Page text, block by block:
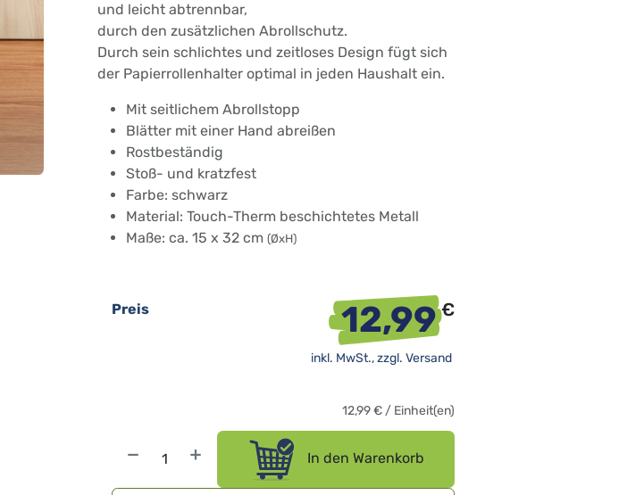
und leicht abtrennbar,
durch den zusätzlichen Abrollschutz.
Durch sein schlichtes und zeitloses Design fügt sich
der Papierrollenhalter optimal in jeden Haushalt ein.
Mit seitlichem Abrollstopp
Blätter mit einer Hand abreißen
Rostbeständig
Stoß- und kratzfest
Farbe: schwarz
Material: Touch-Therm beschichtetes Metall
Maße: ca. 15 x 32 cm (ØxH)
In den Warenkorb
Preis 12,99€
inkl. MwSt., zzgl. Versand
12,99€/ Einheit(en)